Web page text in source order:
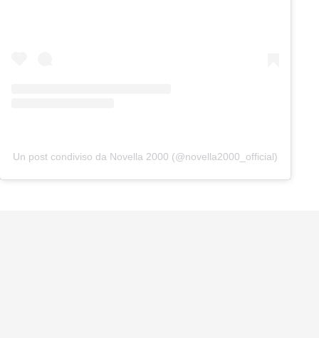
Un post condiviso da Novella 2000 (@novella2000_official)